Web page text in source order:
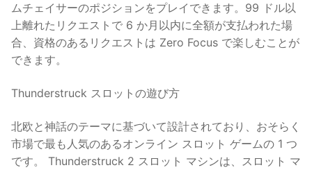
ムチェイサーのポジションをプレイできます。99 ドル以
上離れたリクエストで 6 か月以内に全額が支払われた場
合、資格のあるリクエストは Zero Focus で楽しむことが
できます。
Thunderstruck スロットの遊び方
北欧と神話のテーマに基づいて設計されており、おそらく
市場で最も人気のあるオンライン スロット ゲームの 1 つ
です。 Thunderstruck 2 スロット マシンは、スロット マ